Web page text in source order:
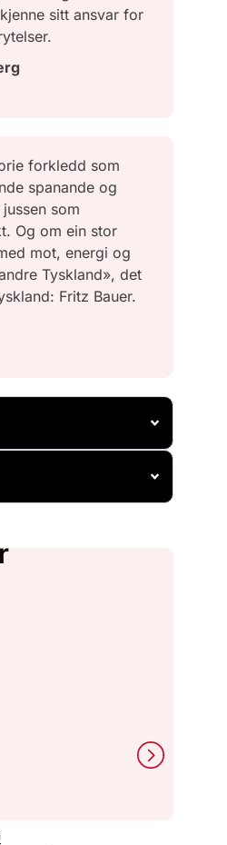
sitt ansvar for
forkledd som
spanande og
som
Og om ein stor
mot, energi og
Tyskland», det
Fritz Bauer.